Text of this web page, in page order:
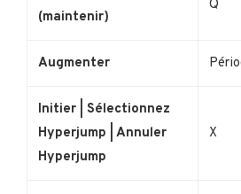
(maintenir)
Q
Augmenter
Initier | Sélectionnez
Hyperjump | Annuler
Hyperjump
X